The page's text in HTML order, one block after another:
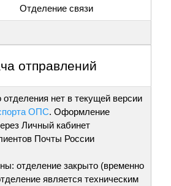
Отделение связи
отправлений
отделения нет в текущей версии
ОПС. Оформление
Личный кабинет
Почты России
отделение закрыто (временно
является техническим